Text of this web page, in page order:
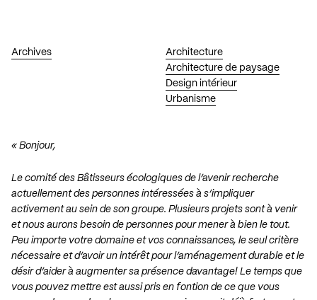
Archives
Architecture
Architecture de paysage
Design intérieur
Urbanisme
« Bonjour,
Le comité des Bâtisseurs écologiques de l’avenir recherche
actuellement des personnes intéressées à s’impliquer
activement au sein de son groupe. Plusieurs projets sont à venir
et nous aurons besoin de personnes pour mener à bien le tout.
Peu importe votre domaine et vos connaissances, le seul critère
nécessaire et d’avoir un intérêt pour l’aménagement durable et le
désir d’aider à augmenter sa présence davantage! Le temps que
vous pouvez mettre est aussi pris en fontion de ce que vous